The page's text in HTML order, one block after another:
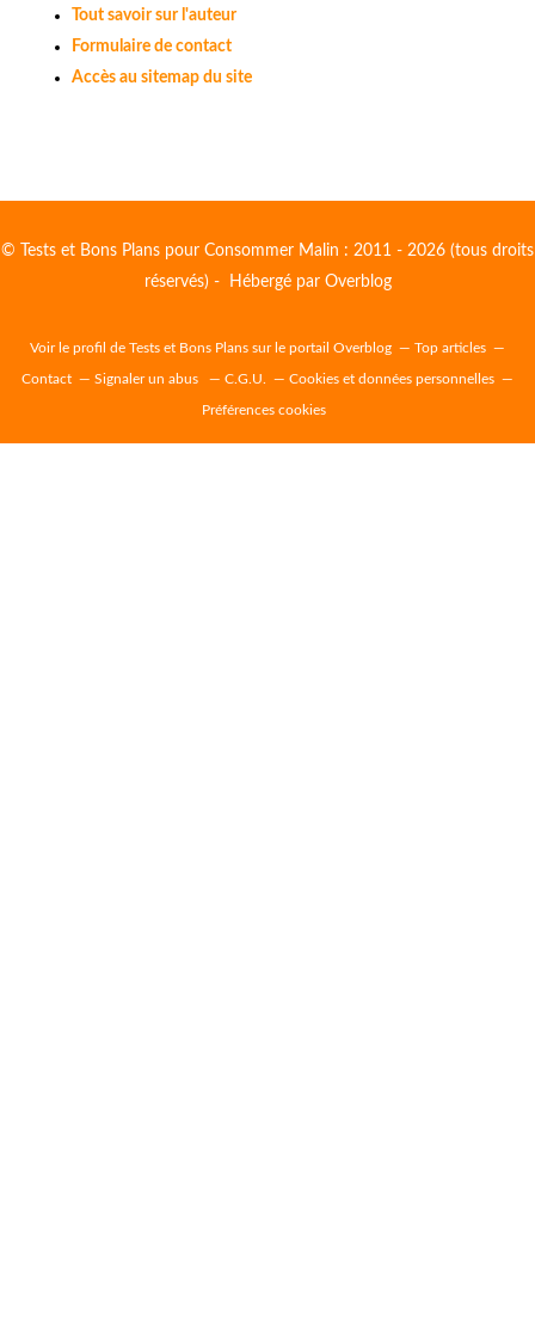
Tout savoir sur l'auteur
Formulaire de contact
Accès au sitemap du site
© Tests et Bons Plans pour Consommer Malin : 2011 - 2026 (tous droits
réservés) - Hébergé par Overblog
Voir le profil de Tests et Bons Plans sur le portail Overblog Top articles
Contact Signaler un abus C.G.U. Cookies et données personnelles
Préférences cookies